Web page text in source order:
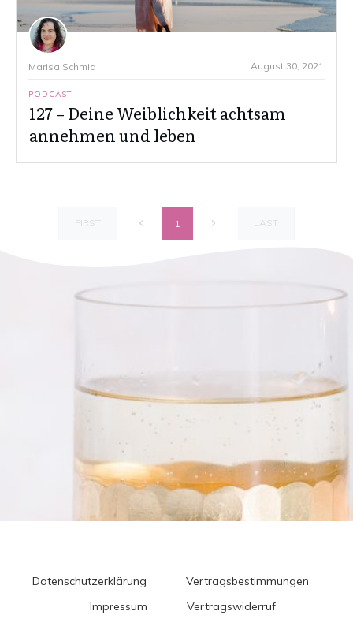
Marisa Schmid August 30, 2021
PODCAST
127 – Deine Weiblichkeit achtsam
annehmen und leben
FIRST 1 LAST
Datenschutzerklärung
Vertragsbestimmungen
Impressum
Vertragswiderruf